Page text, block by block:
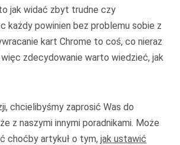
jak widać zbyt trudne czy
każdy powinien bez problemu sobie z
kart Chrome to coś, co nieraz
zdecydowanie warto wiedzieć, jak
chcielibyśmy zaprosić Was do
z naszymi innymi poradnikami. Może
choćby artykuł o tym, jak ustawić